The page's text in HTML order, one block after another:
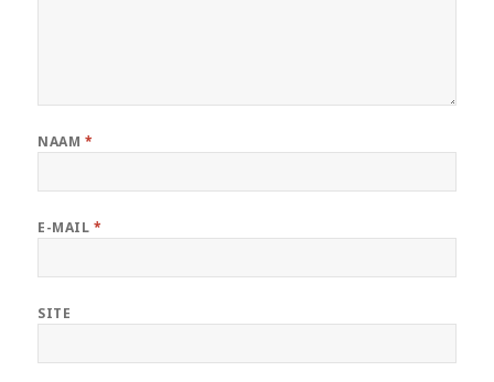
NAAM *
E-MAIL *
SITE